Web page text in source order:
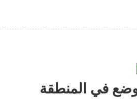
في المنطقة